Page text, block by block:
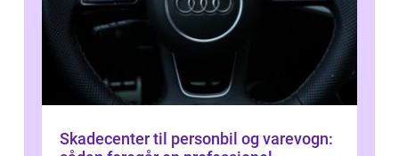
Skadecenter til personbil og varevogn: